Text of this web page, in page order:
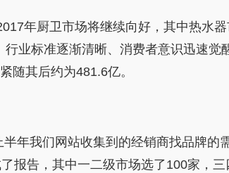
年厨卫市场将继续向好，其中热水
业标准逐渐清晰、消费者意识迅速
随其后约为481.6亿。
我们网站收集到的经销商找品牌的
报告，其中一二级市场选了100家，